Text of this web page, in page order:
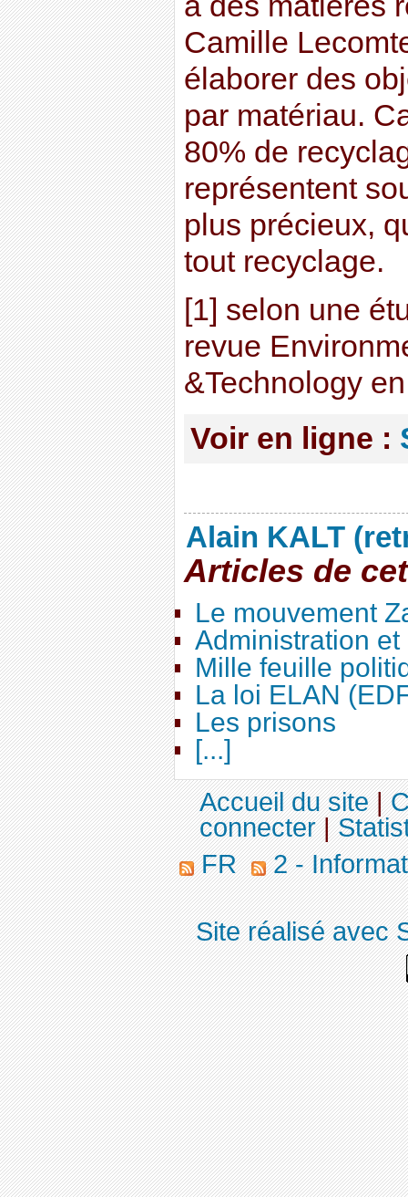
Camille
élaborer des
par matériau.
80% de
représentent
plus précieux,
tout recyclage.
[1] selon une
revue
&Technology
Voir en ligne :
Alain KALT
Articles de
Le mouvement
Administration
Mille feuille
La loi ELAN
Les prisons
[...]
Accueil du site|
connecter|
FR
2 -
Site réalisé avec